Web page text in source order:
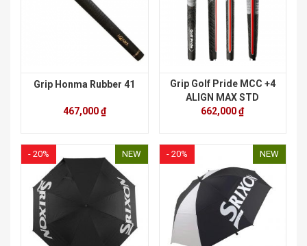
Grip Honma Rubber 41
467,000 ₫
Grip Golf Pride MCC +4
ALIGN MAX STD
662,000 ₫
- 20% NEW - 20% NEW